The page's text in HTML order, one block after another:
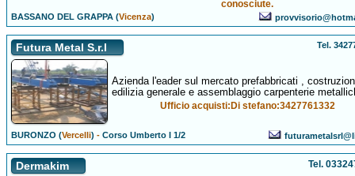
conosciute.
BASSANO DEL GRAPPA (Vicenza)
Futura Metal S.r.l Tel.
Azienda l'eader sul mercato prefabbricati ,
edilizia generale e assemblaggio carpenterie
Ufficio acquisti:Di stefano:3427761332
BURONZO (Vercelli) -Corso Umberto I 1/2
Dermakim Tel.